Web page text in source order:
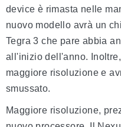
device è rimasta nelle
nuovo modello avrà un
Tegra 3 che pare abbia
all'inizio dell'anno.
maggiore risoluzione e
smussato.
Maggiore risoluzione,